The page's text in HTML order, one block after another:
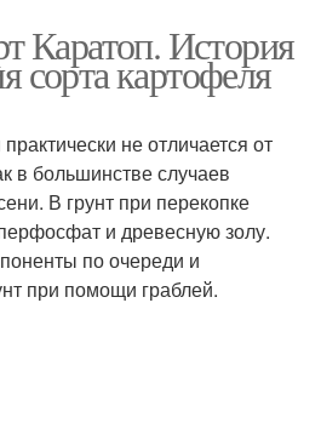
Каратоп. История
сорта картофеля
не отличается от
в большинстве случаев
В грунт при перекопке
и древесную золу.
по очереди и
при помощи граблей.